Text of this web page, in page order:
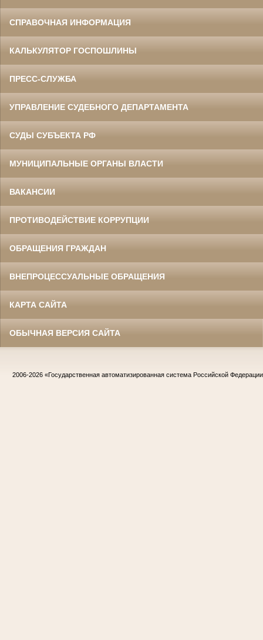
СПРАВОЧНАЯ ИНФОРМАЦИЯ
КАЛЬКУЛЯТОР ГОСПОШЛИНЫ
ПРЕСС-СЛУЖБА
УПРАВЛЕНИЕ СУДЕБНОГО ДЕПАРТАМЕНТА
СУДЫ СУБЪЕКТА РФ
МУНИЦИПАЛЬНЫЕ ОРГАНЫ ВЛАСТИ
ВАКАНСИИ
ПРОТИВОДЕЙСТВИЕ КОРРУПЦИИ
ОБРАЩЕНИЯ ГРАЖДАН
ВНЕПРОЦЕССУАЛЬНЫЕ ОБРАЩЕНИЯ
КАРТА САЙТА
ОБЫЧНАЯ ВЕРСИЯ САЙТА
2006-2026 «Государственная автоматизированная система Российской